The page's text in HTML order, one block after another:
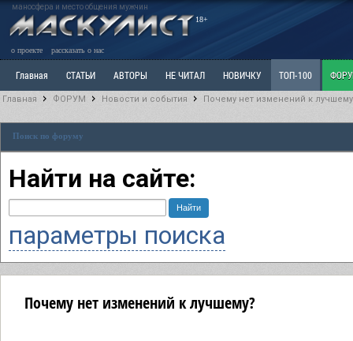
маносфера и место общения мужчин
18+
о проекте рассказать о нас
Главная СТАТЬИ АВТОРЫ НЕ ЧИТАЛ НОВИЧКУ ТОП-100
Ветка: Наболевшее. Выскажись!
РАЗДЕЛ: Разное
Главная ФОРУМ Новости и события Почему нет изменений к
Поиск по форуму
Найти на сайте:
параметры поиска
Почему нет изменений к лучшему?